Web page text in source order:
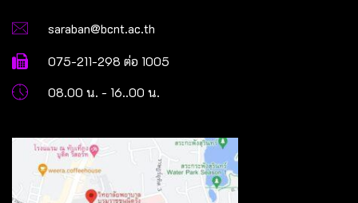
saraban@bcnt.ac.th
075-211-298 ต่อ 1005
08.00 น. - 16..00 น.